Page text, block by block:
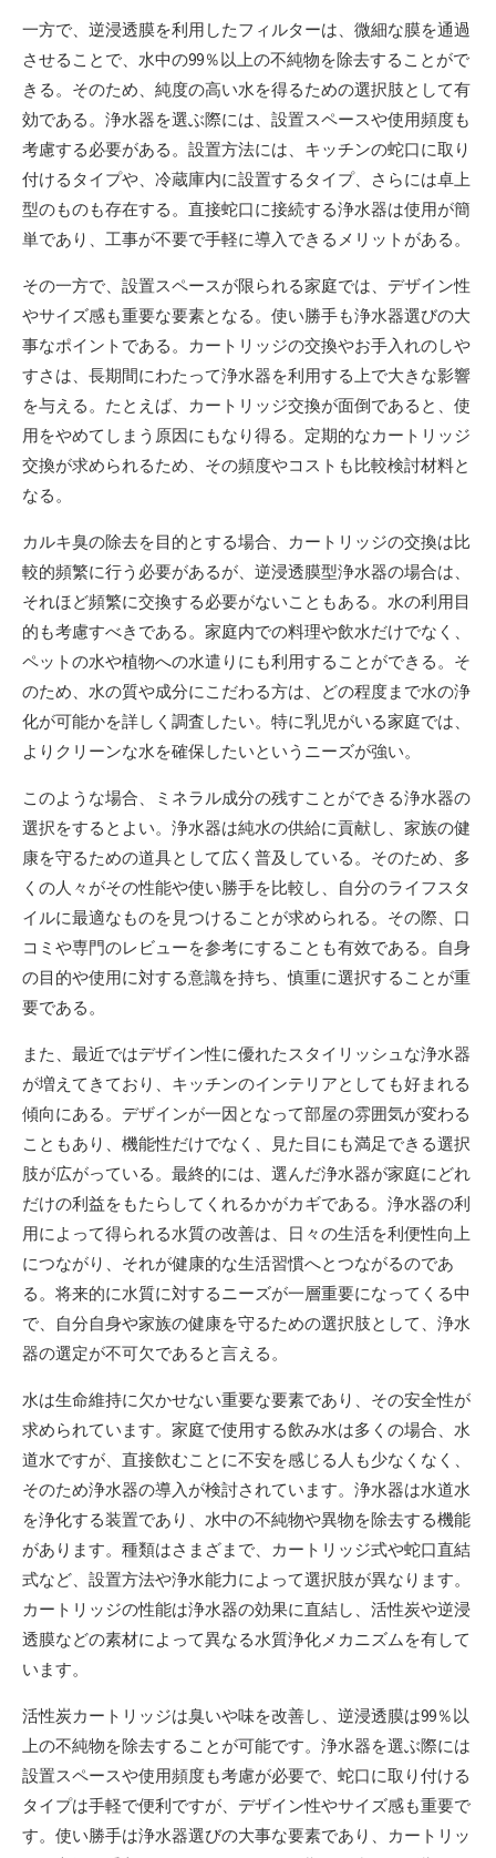
一方で、逆浸透膜を利用したフィルターは、微細な膜を通過
させることで、水中の99％以上の不純物を除去することがで
きる。そのため、純度の高い水を得るための選択肢として有
効である。浄水器を選ぶ際には、設置スペースや使用頻度も
考慮する必要がある。設置方法には、キッチンの蛇口に取り
付けるタイプや、冷蔵庫内に設置するタイプ、さらには卓上
型のものも存在する。直接蛇口に接続する浄水器は使用が簡
単であり、工事が不要で手軽に導入できるメリットがある。
その一方で、設置スペースが限られる家庭では、デザイン性
やサイズ感も重要な要素となる。使い勝手も浄水器選びの大
事なポイントである。カートリッジの交換やお手入れのしや
すさは、長期間にわたって浄水器を利用する上で大きな影響
を与える。たとえば、カートリッジ交換が面倒であると、使
用をやめてしまう原因にもなり得る。定期的なカートリッジ
交換が求められるため、その頻度やコストも比較検討材料と
なる。
カルキ臭の除去を目的とする場合、カートリッジの交換は比
較的頻繁に行う必要があるが、逆浸透膜型浄水器の場合は、
それほど頻繁に交換する必要がないこともある。水の利用目
的も考慮すべきである。家庭内での料理や飲水だけでなく、
ペットの水や植物への水遣りにも利用することができる。そ
のため、水の質や成分にこだわる方は、どの程度まで水の浄
化が可能かを詳しく調査したい。特に乳児がいる家庭では、
よりクリーンな水を確保したいというニーズが強い。
このような場合、ミネラル成分の残すことができる浄水器の
選択をするとよい。浄水器は純水の供給に貢献し、家族の健
康を守るための道具として広く普及している。そのため、多
くの人々がその性能や使い勝手を比較し、自分のライフスタ
イルに最適なものを見つけることが求められる。その際、口
コミや専門のレビューを参考にすることも有效である。自身
の目的や使用に対する意識を持ち、慎重に選択することが重
要である。
また、最近ではデザイン性に優れたスタイリッシュな浄水器
が増えてきており、キッチンのインテリアとしても好まれる
傾向にある。デザインが一因となって部屋の雰囲気が変わる
こともあり、機能性だけでなく、見た目にも満足できる選択
肢が広がっている。最終的には、選んだ浄水器が家庭にどれ
だけの利益をもたらしてくれるかがカギである。浄水器の利
用によって得られる水質の改善は、日々の生活を利便性向上
につながり、それが健康的な生活習慣へとつながるのであ
る。将来的に水質に対するニーズが一層重要になってくる中
で、自分自身や家族の健康を守るための選択肢として、浄水
器の選定が不可欠であると言える。
水は生命維持に欠かせない重要な要素であり、その安全性が
求められています。家庭で使用する飲み水は多くの場合、水
道水ですが、直接飲むことに不安を感じる人も少なくなく、
そのため浄水器の導入が検討されています。浄水器は水道水
を浄化する装置であり、水中の不純物や異物を除去する機能
があります。種類はさまざまで、カートリッジ式や蛇口直結
式など、設置方法や浄水能力によって選択肢が異なります。
カートリッジの性能は浄水器の効果に直結し、活性炭や逆浸
透膜などの素材によって異なる水質浄化メカニズムを有して
います。
活性炭カートリッジは臭いや味を改善し、逆浸透膜は99％以
上の不純物を除去することが可能です。浄水器を選ぶ際には
設置スペースや使用頻度も考慮が必要で、蛇口に取り付ける
タイプは手軽で便利ですが、デザイン性やサイズ感も重要で
す。使い勝手は浄水器選びの大事な要素であり、カートリッ